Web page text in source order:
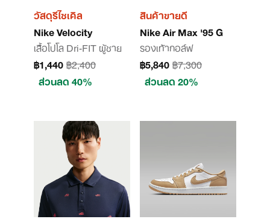
วัสดุรีไซเคิล
Nike Velocity
เสื้อโปโล Dri-FIT ผู้ชาย
฿1,440฿2,400
ส่วนลด 40%
สินค้าขายดี
Nike Air Max '95 G
รองเท้ากอล์ฟ
฿5,840฿7,300
ส่วนลด 20%